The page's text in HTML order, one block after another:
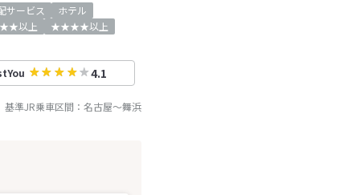
サービス
ホテル
以上
★★★★以上
4.1
基準JR乗車区間： 名古屋～舞浜